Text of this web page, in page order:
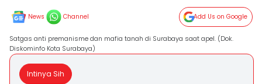
News Channel Add Us on Google
Satgas anti premanisme dan mafia tanah di Surabaya saat apel. (Dok.
Diskominfo Kota Surabaya)
Intinya Sih